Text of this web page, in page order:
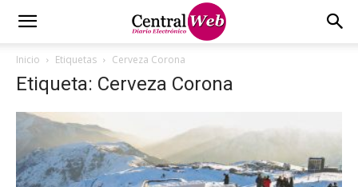
Inicio Etiquetas Cerveza Corona
Etiqueta: Cerveza Corona